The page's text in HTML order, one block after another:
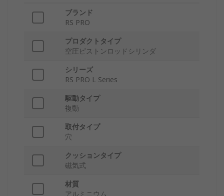
ブランド
RS PRO
プロダクトタイプ
空圧ピストンロッドシリンダ
シリーズ
RS PRO L Series
駆動タイプ
複動
取付タイプ
穴
クッションタイプ
磁気式
材質
アルミニウム